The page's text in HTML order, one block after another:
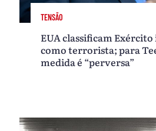
TENSÃO
EUA classificam
como terrorista; para
medida é “perversa”